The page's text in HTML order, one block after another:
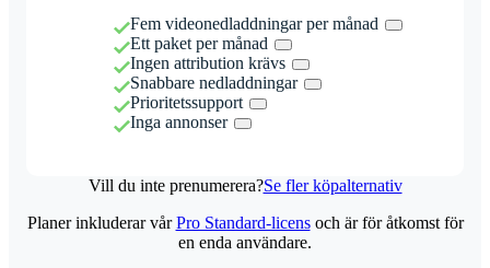
Fem videonedladdningar per månad
Ett paket per månad
Ingen attribution krävs
Snabbare nedladdningar
Prioritetssupport
Inga annonser
Vill du inte prenumerera?Se fler köpalternativ
Planer inkluderar vårPro Standard-licensoch är för åtkomst för
en enda användare.